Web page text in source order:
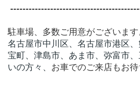
駐車場、多数ご用意がございます
名古屋市中川区、名古屋市港区
宝町、津島市、あま市、弥富市
いの方々、 お車でのご来店もお待